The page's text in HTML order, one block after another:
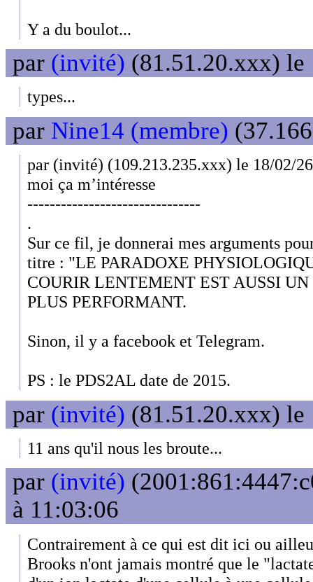
Y a du boulot...
par (invité) (81.51.20.xxx) le
types...
par Nine14 (membre)
par (invité) (109.213.235.xxx) le 18/02/
moi ça m’intéresse
-------------------------------
.
Sur ce fil, je donnerai mes arguments
titre : "LE PARADOXE
COURIR LENTEMENT EST AUSSI
PLUS PERFORMANT.
Sinon, il y a facebook et Telegram.
PS : le PDS2AL date de 2015.
par (invité) (81.51.20.xxx) le
11 ans qu'il nous les broute...
par (invité)
à 11:03:06
Contrairement à ce qui est dit ici ou
Brooks n'ont jamais montré que le